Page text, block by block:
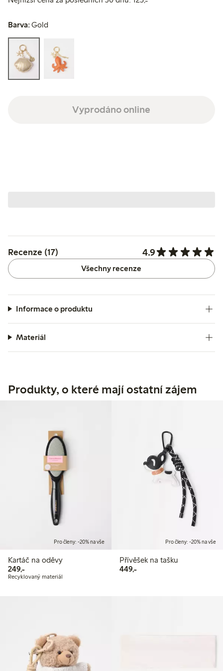
Barva:Gold
Vyprodáno online
Recenze (17) 4.9
Všechny recenze
Informace o produktu
Materiál
Produkty, o které mají ostatní zájem
Pro členy: -20% na vše
Kartáč na oděvy
249,-249,00 Kč
Recyklovaný materiál
Pro členy: -20% na vše
Přívěšek na tašku
449,-449,00 Kč